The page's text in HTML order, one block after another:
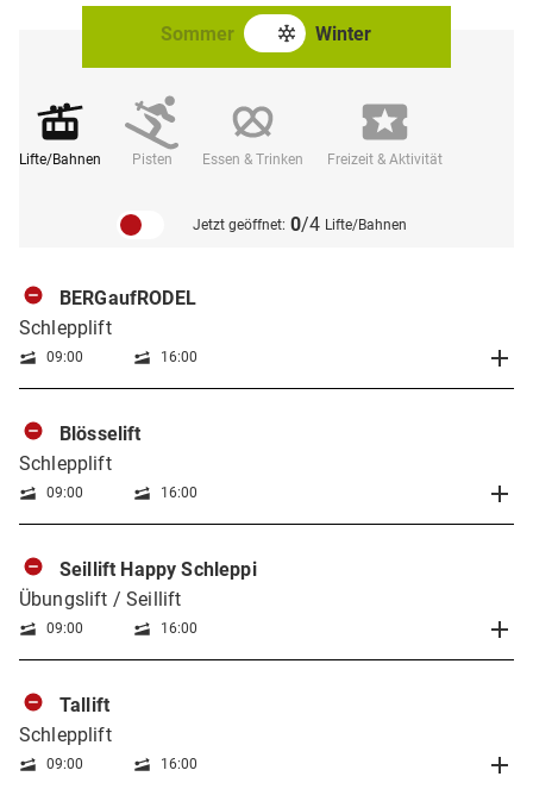
Sommer Winter
Lifte/Bahnen Pisten Essen & Trinken Freizeit & Aktivität
Jetzt geöffnet: 0/4 Lifte/Bahnen
BERGaufRODEL
Schlepplift
09:00 16:00
Blösselift
Schlepplift
09:00 16:00
Seillift Happy Schleppi
Übungslift / Seillift
09:00 16:00
Tallift
Schlepplift
09:00 16:00